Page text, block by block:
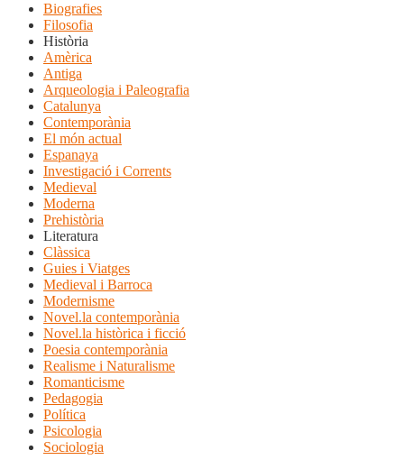
Biografies
Filosofia
Història
Amèrica
Antiga
Arqueologia i Paleografia
Catalunya
Contemporània
El món actual
Espanaya
Investigació i Corrents
Medieval
Moderna
Prehistòria
Literatura
Clàssica
Guies i Viatges
Medieval i Barroca
Modernisme
Novel.la contemporània
Novel.la històrica i ficció
Poesia contemporània
Realisme i Naturalisme
Romanticisme
Pedagogia
Política
Psicologia
Sociologia